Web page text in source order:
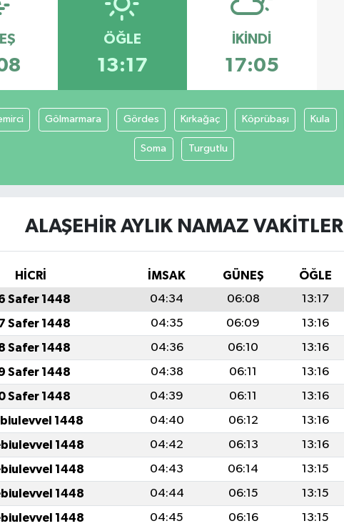
ÖĞLE
13:17
İKINDI
17:05
Gölmarmara Gördes Kırkağaç Köprübaşı Kula
Soma Turgutlu
ALAŞEHIR AYLIK NAMAZ VAKITLERI
HİCRİ İMSAK GÜNEŞ ÖĞLE
Safer 1448 04:34 06:08 13:17
Safer 1448 04:35 06:09 13:16
Safer 1448 04:36 06:10 13:16
Safer 1448 04:38 06:11 13:16
Safer 1448 04:39 06:11 13:16
1448 04:40 06:12 13:16
1448 04:42 06:13 13:16
1448 04:43 06:14 13:15
1448 04:44 06:15 13:15
1448 04:45 06:16 13:15